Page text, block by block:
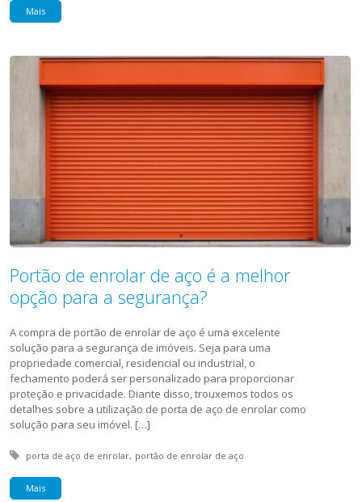
Mais
Portão de enrolar de aço é a melhor
opção para a segurança?
A compra de portão de enrolar de aço é uma excelente
solução para a segurança de imóveis. Seja para uma
propriedade comercial, residencial ou industrial, o
fechamento poderá ser personalizado para proporcionar
proteção e privacidade. Diante disso, trouxemos todos os
detalhes sobre a utilização de porta de aço de enrolar como
solução para seu imóvel. […]
Tagged with:
porta de aço de enrolar portão de enrolar de aço
Mais